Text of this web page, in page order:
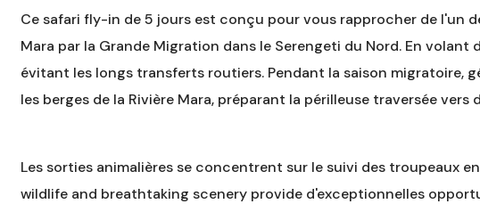
Ce safari fly-in de 5 jours est conçu pour vous rapprocher de l'un
Mara par la Grande Migration dans le Serengeti du Nord. En
évitant les longs transferts routiers. Pendant la saison migratoire,
les berges de la Rivière Mara, préparant la périlleuse traversée vers
Les sorties animalières se concentrent sur le suivi des troupeaux
wildlife and breathtaking scenery provide d'exceptionnelles